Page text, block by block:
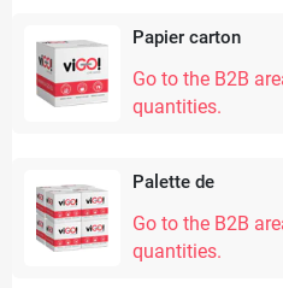
Papier carton
Go to the B2B
quantities.
Palette de
Go to the B2B
quantities.